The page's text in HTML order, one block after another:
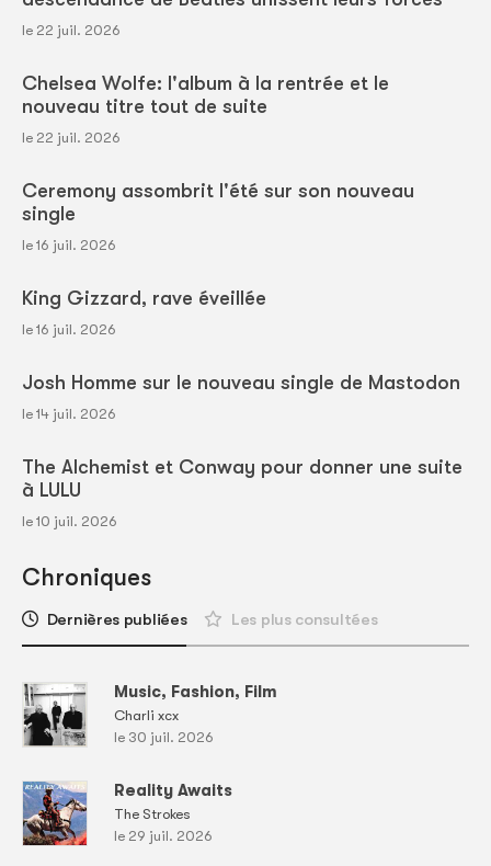
le 22 juil. 2026
Chelsea Wolfe: l'album à la rentrée et le
nouveau titre tout de suite
le 22 juil. 2026
Ceremony assombrit l'été sur son nouveau
single
le 16 juil. 2026
King Gizzard, rave éveillée
le 16 juil. 2026
Josh Homme sur le nouveau single de Mastodon
le 14 juil. 2026
The Alchemist et Conway pour donner une suite
à LULU
le 10 juil. 2026
Chroniques
Dernières publiées Les plus consultées
Music, Fashion, Film
Charli xcx
le 30 juil. 2026
Reality Awaits
The Strokes
le 29 juil. 2026